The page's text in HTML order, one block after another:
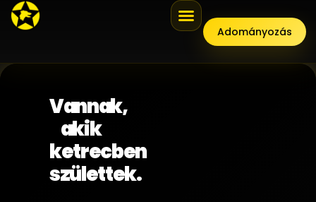
Adományozás
Vannak,
akik
ketrecben
születtek.